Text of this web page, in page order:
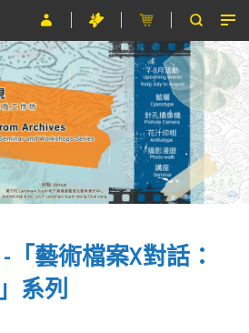
藝術檔案X對話：
系列